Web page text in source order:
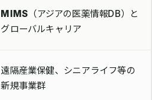
MIMS （アジアの医薬情報DB）と
グローバルキャリア
遠隔産業保健、シニアライフ等の
新規事業群